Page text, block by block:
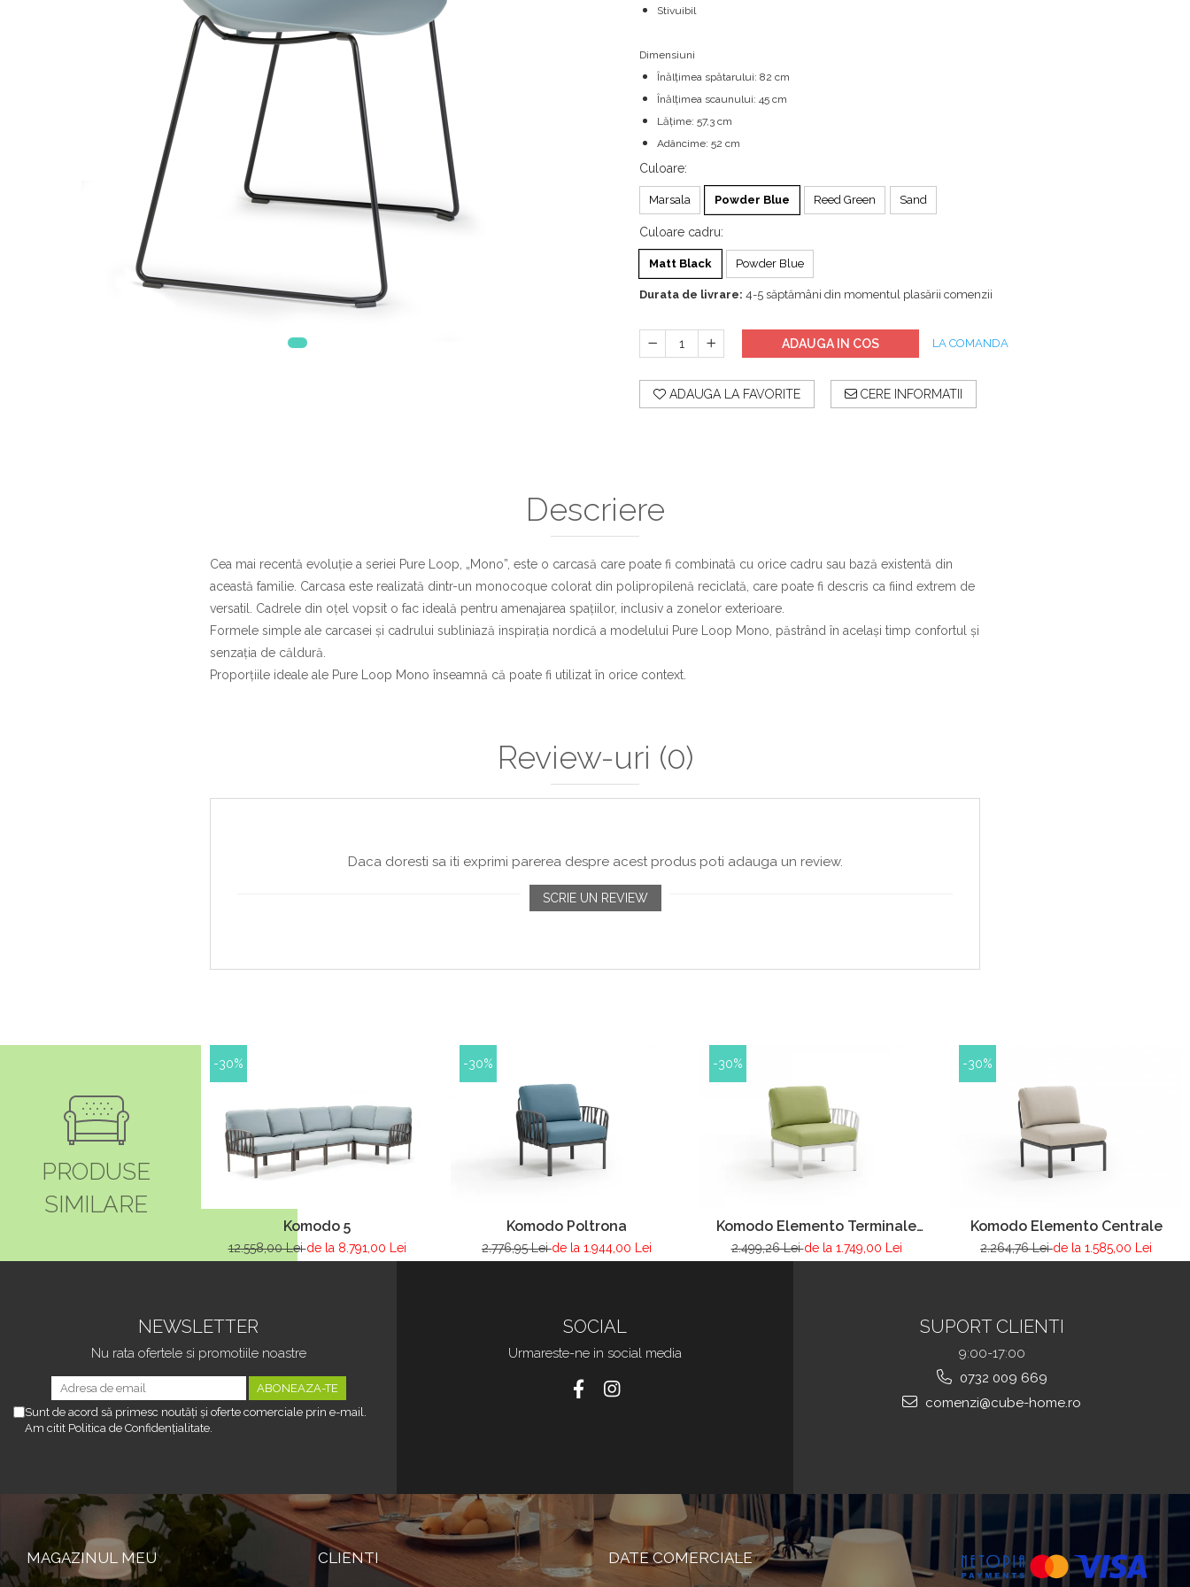
Stivuibil
Dimensiuni
Înălțimea spătarului: 82 cm
Înălțimea scaunului: 45 cm
Lățime: 57,3 cm
Adâncime: 52 cm
Culoare:
Marsala Powder Blue Reed Green Sand
Culoare cadru:
Matt Black Powder Blue
Durata de livrare: 4-5 săptămâni din momentul plasării comenzii
ADAUGA IN COS LA COMANDA
ADAUGA LA FAVORITE CERE INFORMATII
Descriere
Cea mai recentă evoluție a seriei Pure Loop, „Mono”, este o carcasă care poate fi combinată cu orice cadru sau bază existentă din
această familie. Carcasa este realizată dintr-un monocoque colorat din polipropilenă reciclată, care poate fi descris ca fiind extrem de
versatil. Cadrele din oțel vopsit o fac ideală pentru amenajarea spațiilor, inclusiv a zonelor exterioare.
Formele simple ale carcasei și cadrului subliniază inspirația nordică a modelului Pure Loop Mono, păstrând în același timp confortul și
senzația de căldură.
Proporțiile ideale ale Pure Loop Mono înseamnă că poate fi utilizat în orice context.
Review-uri (0)
Daca doresti sa iti exprimi parerea despre acest produs poti adauga un review.
SCRIE UN REVIEW
PRODUSE
SIMILARE
-30%
Komodo 5
12.558,00 Leide la 8.791,00 Lei
-30%
Komodo Poltrona
2.776,95 Leide la 1.944,00 Lei
-30%
Komodo Elemento Terminale
DX/SX
2.499,26 Leide la 1.749,00 Lei
-30%
Komodo Elemento Centrale
2.264,76 Leide la 1.585,00 Lei
NEWSLETTER
Nu rata ofertele si promotiile noastre
Sunt de acord să primesc noutăți și oferte comerciale prin e-mail.
Am citit Politica de Confidențialitate.
SOCIAL
Urmareste-ne in social media
SUPORT CLIENTI
9:00-17:00
0732 009 669
comenzi@cube-home.ro
MAGAZINUL MEU CLIENTI DATE COMERCIALE